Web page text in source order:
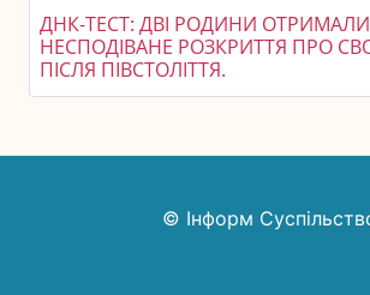
ДНК-ТЕСТ: ДВІ РОДИНИ ОТРИМАЛИ
НЕСПОДІВАНЕ РОЗКРИТТЯ ПРО
ПІСЛЯ ПІВСТОЛІТТЯ.
© Інформ